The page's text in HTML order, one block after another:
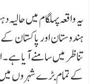
یہ واقعہ پہلگام میں
ہندوستان اور پاکستان
تناظر میں سامنے آیا
کے تمام بڑے شہروں